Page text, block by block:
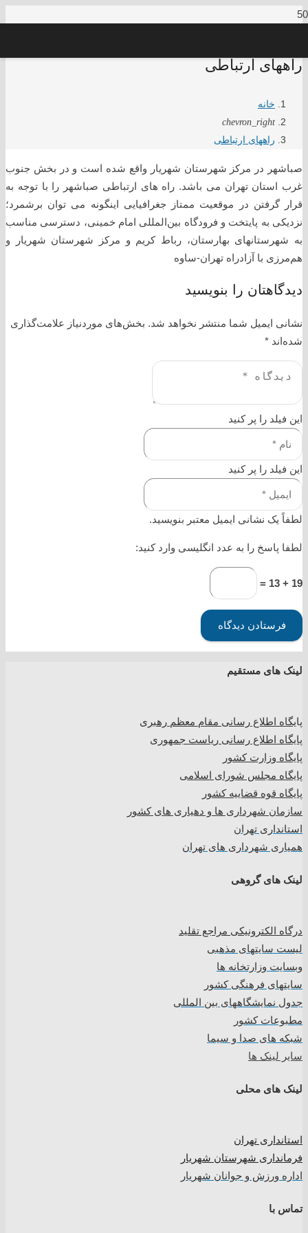
راههای ارتباطی
خانه
chevron_right
راههای ارتباطی
صباشهر در مرکز شهرستان شهریار واقع شده است و در بخش جنوب
غرب استان تهران می باشد. راه های ارتباطی صباشهر را با توجه به
قرار گرفتن در موقعیت ممتاز جغرافیایی اینگونه می توان برشمرد؛
نزدیکی به پایتخت و فرودگاه بین‌المللی امام خمینی، دسترسی مناسب
به شهرستانهای بهارستان، رباط کریم و مرکز شهرستان شهریار و
هم‌مرزی با آزادراه تهران-ساوه
دیدگاهتان را بنویسید
نشانی ایمیل شما منتشر نخواهد شد. بخش‌های موردنیاز علامت‌گذاری
شده‌اند *
این فیلد را پر کنید
این فیلد را پر کنید
لطفاً یک نشانی ایمیل معتبر بنویسید.
لطفا پاسخ را به عدد انگلیسی وارد کنید:
19 + 13 =
فرستادن دیدگاه
لینک های مستقیم
پایگاه اطلاع رسانی مقام معظم رهبری
پایگاه اطلاع رسانی ریاست جمهوری
پایگاه وزارت کشور
پایگاه مجلس شورای اسلامی
پایگاه قوه قضاییه کشور
سازمان شهرداری ها و دهیاری های کشور
استانداری تهران
همیاری شهرداری های تهران
لینک های گروهی
درگاه الکترونیکی مراجع تقلید
لیست سایتهای مذهبی
وبسایت وزارتخانه ها
سایتهای فرهنگی کشور
جدول نمایشگاههای بین المللی
مطبوعات کشور
شبکه های صدا و سیما
سایر لینک ها
لینک های محلی
استانداری تهران
فرمانداری شهرستان شهریار
اداره ورزش و جوانان شهریار
تماس با